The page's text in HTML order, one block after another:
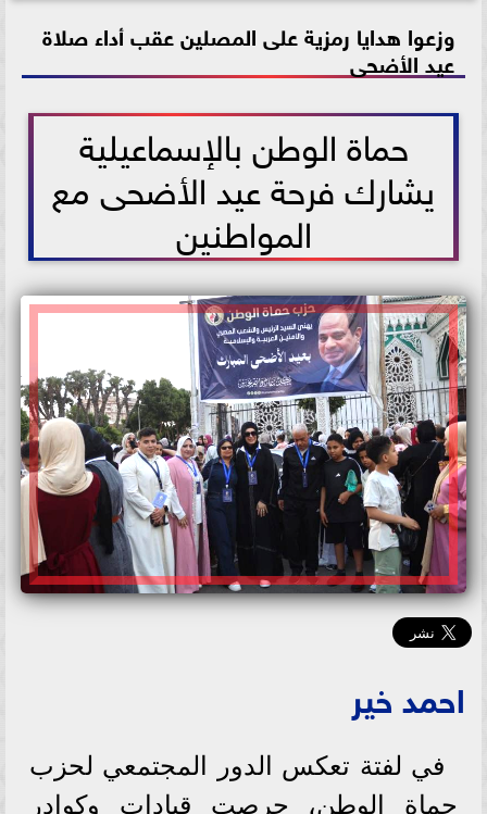
وزعوا هدايا رمزية على المصلين عقب أداء صلاة
عيد الأضحى
حماة الوطن بالإسماعيلية
يشارك فرحة عيد الأضحى مع
المواطنين
احمد خير
في لفتة تعكس الدور المجتمعي لحزب
حماة الوطن، حرصت قيادات وكوادر